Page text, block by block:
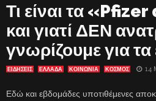
Τι είναι τα
και γιατί ΔΕΝ
γνωρίζουμε για τα
ΕΙΔΗΣΕΙΣ ΕΛΛΑΔΑ ΚΟΙΝΩΝΙΑ ΚΟΣΜΟΣ 14
Εδώ και εβδομάδες υποτιθέμενες